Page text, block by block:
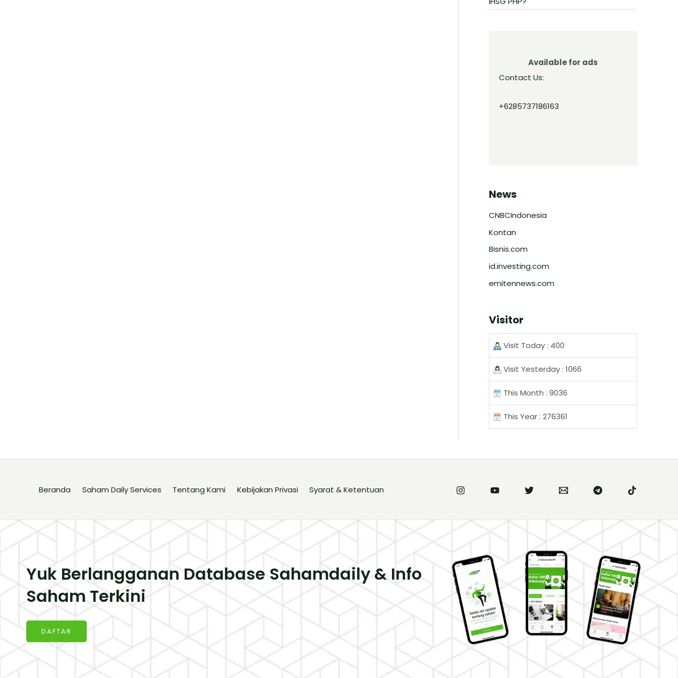
Available for ads
Contact Us:
+6285737186163
News
CNBCIndonesia
Kontan
Bisnis.com
id.investing.com
emitennews.com
Visitor
Visit Today : 400
Visit Yesterday : 1066
This Month : 9036
This Year : 276361
Beranda Saham Daily Services Tentang Kami Kebijakan Privasi Syarat & Ketentuan
Yuk Berlangganan Database Sahamdaily & Info
Saham Terkini
DAFTAR